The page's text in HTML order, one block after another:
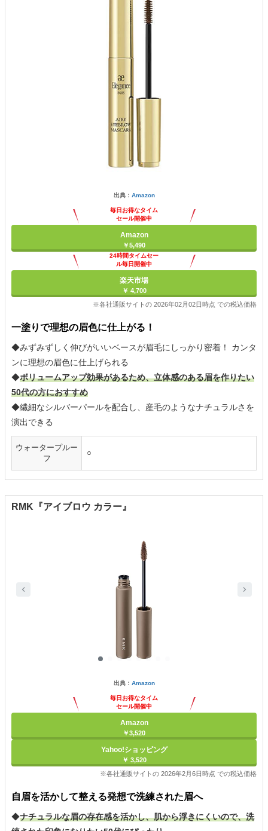
出典： Amazon
毎日お得なタイム
セール開催中
Amazon
￥5,490
24時間タイムセー
ル毎日開催中
楽天市場
￥ 4,700
※各社通販サイトの 2026年02月02日時点 での税込価格
一塗りで理想の眉色に仕上がる！
◆みずみずしく伸びがいいベースが眉毛にしっかり密着！ カンタ
ンに理想の眉色に仕上げられる
◆ボリュームアップ効果があるため、立体感のある眉を作りたい
50代の方におすすめ
◆繊細なシルバーパールを配合し、産毛のようなナチュラルさを
演出できる
ウォータープルー
フ
○
RMK『アイブロウ カラー』
出典： Amazon
毎日お得なタイム
セール開催中
Amazon
￥3,520
Yahoo!ショッピング
￥ 3,520
※各社通販サイトの 2026年2月6日時点 での税込価格
自眉を活かして整える発想で洗練された眉へ
◆ナチュラルな眉の存在感を活かし、肌から浮きにくいので、洗